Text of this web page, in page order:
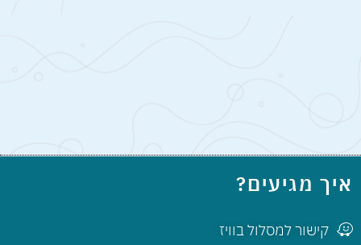
איך מגיעים?
קישור למסלול בוויז